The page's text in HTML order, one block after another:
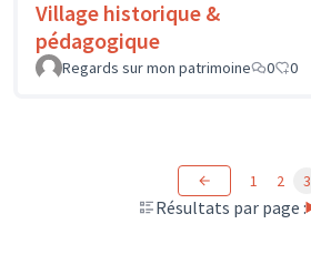
Village historique &
pédagogique
Regards sur mon patrimoine
0 0
Résultats par page :
1 2 3